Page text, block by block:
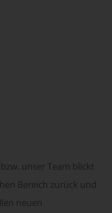
unser Team blickt
Bereich zurück und
neuen